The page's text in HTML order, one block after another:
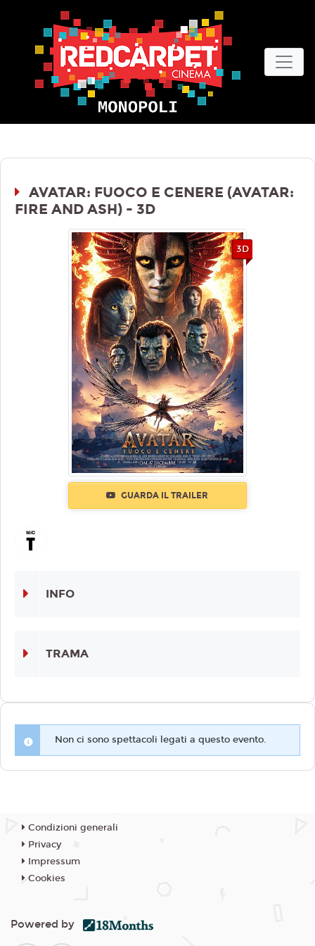
AVATAR: FUOCO E CENERE (AVATAR:
FIRE AND ASH) - 3D
3D
GUARDA IL TRAILER
INFO
TRAMA
Non ci sono spettacoli legati a questo evento.
Condizioni generali
Privacy
Impressum
Cookies
Powered by